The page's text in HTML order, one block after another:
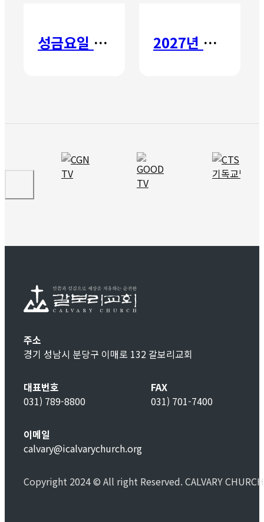
성금요일 칸타타 2027년 갈보리 어학원 유치부 신입생 모집
주소
경기 성남시 분당구 이매로 132 갈보리교회
대표번호
031) 789-8800
FAX
031) 701-7400
이메일
calvary@icalvarychurch.org
Copyright 2024 © All right Reserved. CALVARY CHURCH